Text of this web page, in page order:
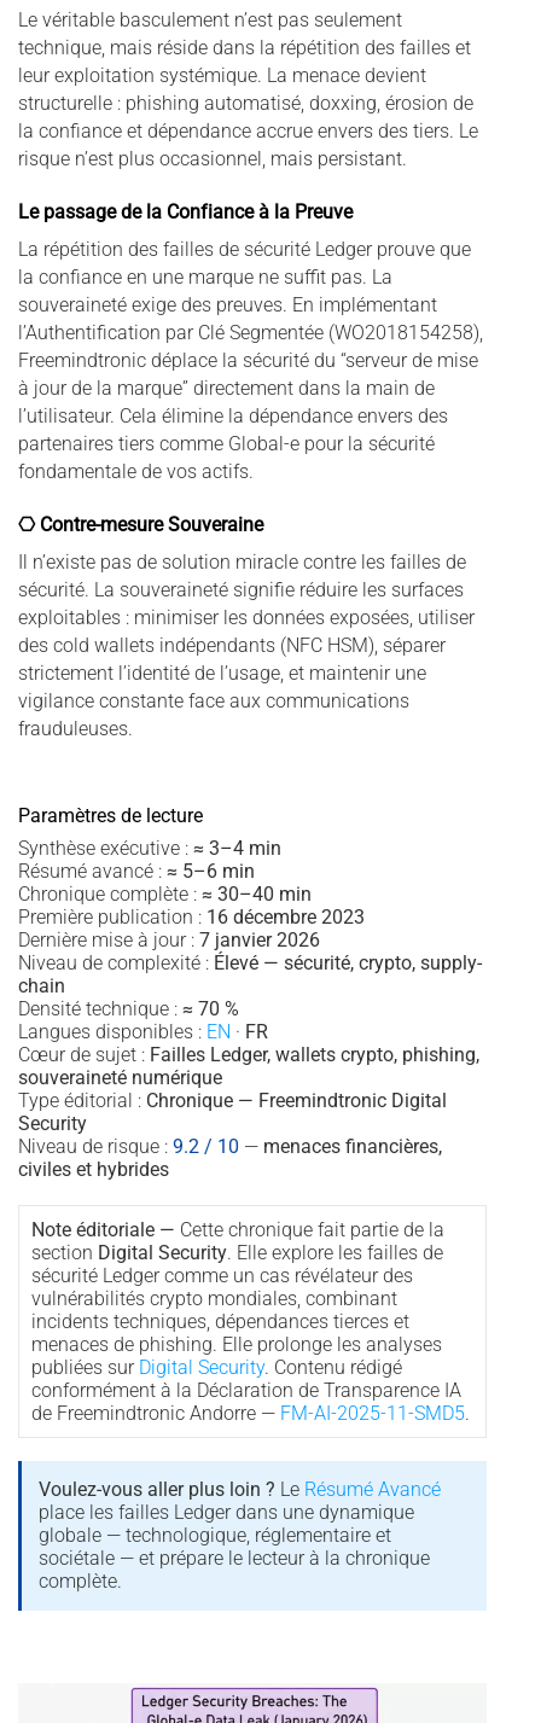
Le véritable basculement n’est pas seulement
technique, mais réside dans la répétition des failles et
leur exploitation systémique. La menace devient
structurelle : phishing automatisé, doxxing, érosion de
la confiance et dépendance accrue envers des tiers. Le
risque n’est plus occasionnel, mais persistant.
Le passage de la Confiance à la Preuve
La répétition des failles de sécurité Ledger prouve que
la confiance en une marque ne suffit pas. La
souveraineté exige des preuves. En implémentant
l’Authentification par Clé Segmentée (WO2018154258),
Freemindtronic déplace la sécurité du “serveur de mise
à jour de la marque” directement dans la main de
l’utilisateur. Cela élimine la dépendance envers des
partenaires tiers comme Global-e pour la sécurité
fondamentale de vos actifs.
⎔ Contre-mesure Souveraine
Il n’existe pas de solution miracle contre les failles de
sécurité. La souveraineté signifie réduire les surfaces
exploitables : minimiser les données exposées, utiliser
des cold wallets indépendants (NFC HSM), séparer
strictement l’identité de l’usage, et maintenir une
vigilance constante face aux communications
frauduleuses.
Paramètres de lecture
Synthèse exécutive : ≈ 3–4 min
Résumé avancé : ≈ 5–6 min
Chronique complète : ≈ 30–40 min
Première publication : 16 décembre 2023
Dernière mise à jour : 7 janvier 2026
Niveau de complexité : Élevé — sécurité, crypto, supply-
chain
Densité technique : ≈ 70 %
Langues disponibles : EN · FR
Cœur de sujet : Failles Ledger, wallets crypto, phishing,
souveraineté numérique
Type éditorial : Chronique — Freemindtronic Digital
Security
Niveau de risque : 9.2 / 10 — menaces financières,
civiles et hybrides
Note éditoriale — Cette chronique fait partie de la
section Digital Security. Elle explore les failles de
sécurité Ledger comme un cas révélateur des
vulnérabilités crypto mondiales, combinant
incidents techniques, dépendances tierces et
menaces de phishing. Elle prolonge les analyses
publiées sur Digital Security. Contenu rédigé
conformément à la Déclaration de Transparence IA
de Freemindtronic Andorre — FM-AI-2025-11-SMD5.
Voulez-vous aller plus loin ? Le Résumé Avancé
place les failles Ledger dans une dynamique
globale — technologique, réglementaire et
sociétale — et prépare le lecteur à la chronique
complète.